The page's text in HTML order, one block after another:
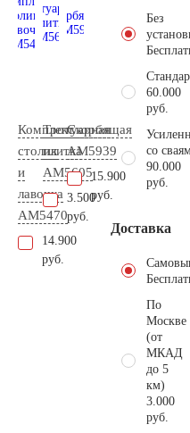
Комплект
столик
и
лавочка
АМ5470
14.900
руб.
Тротуарная
плитка
AM5605
3.500
руб.
Скорбящая
AM5939
15.900
руб.
Без
60.000
руб.
со
90.000
руб.
Доставка
По
Москве
(от
МКАД
до 5
км)
3.000
руб.